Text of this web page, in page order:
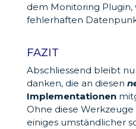
dem Monitoring Plugin,
fehlerhaften
FAZIT
Abschliessend bleibt
danken, die an diesen
Implementationen
Ohne diese
einiges umständlicher